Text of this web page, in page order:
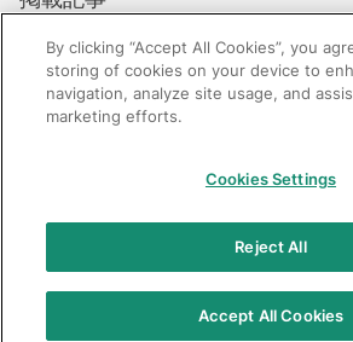
GC：特定商
無断転載禁止
当サイトの利用条件
個人情報保護方針
透明性に関する指針
クアラルンプー
By clicking “Accept All Cookies”, you
storing of cookies on your device to
navigation, analyze site usage, and
marketing efforts.
Cookies Settings
Reject All
Accept All Cookies